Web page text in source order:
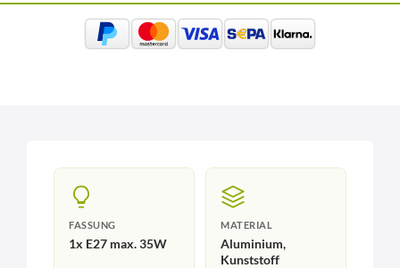
FASSUNG
1x E27 max. 35W
MATERIAL
Aluminium,
Kunststoff